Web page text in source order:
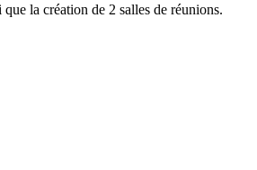
la création de 2 salles de réunions.